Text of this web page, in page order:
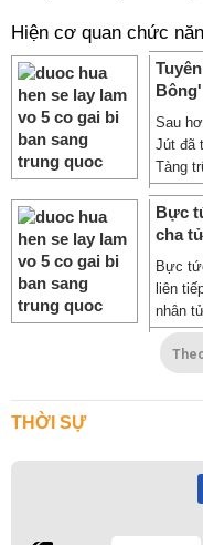
Hiện cơ quan chức
Bông'
Sau
Jút đã
Tàng
Bực
cha
Bực
liên
nhân
THỜI SỰ